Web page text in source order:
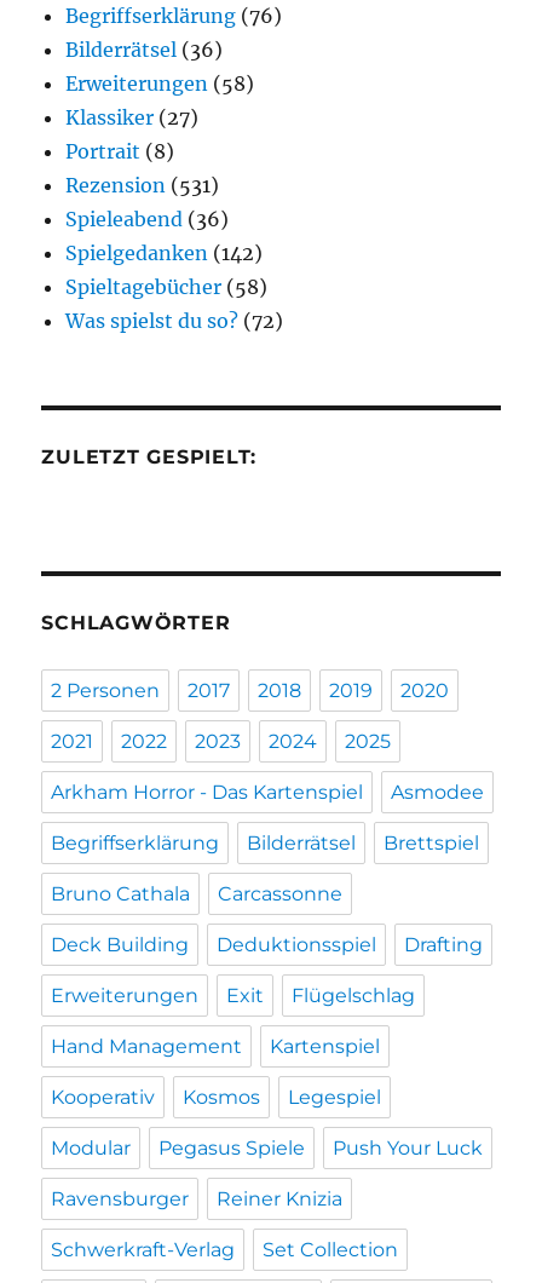
Begriffserklärung (76)
Bilderrätsel (36)
Erweiterungen (58)
Klassiker (27)
Portrait (8)
Rezension (531)
Spieleabend (36)
Spielgedanken (142)
Spieltagebücher (58)
Was spielst du so? (72)
ZULETZT GESPIELT:
SCHLAGWÖRTER
2 Personen 2017 2018 2019 2020
2021 2022 2023 2024 2025
Arkham Horror - Das Kartenspiel Asmodee
Begriffserklärung Bilderrätsel Brettspiel
Bruno Cathala Carcassonne
Deck Building Deduktionsspiel Drafting
Erweiterungen Exit Flügelschlag
Hand Management Kartenspiel
Kooperativ Kosmos Legespiel
Modular Pegasus Spiele Push Your Luck
Ravensburger Reiner Knizia
Schwerkraft-Verlag Set Collection